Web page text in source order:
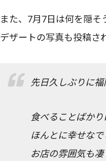
また、7月7日は何を隠
デザートの写真も投稿さ
先日久しぶりに
食べることばか
ほんとに幸せなで
お店の雰囲気も